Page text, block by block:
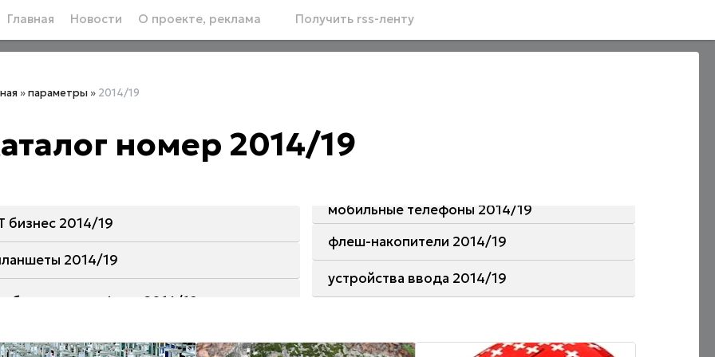
Главная Новости О проекте, реклама Получить rss-ленту
»параметры » 2014/19
номер 2014/19
бизнес 2014/19
2014/19
мобильные телефоны 2014/19
флеш-накопители 2014/19
устройства ввода 2014/19